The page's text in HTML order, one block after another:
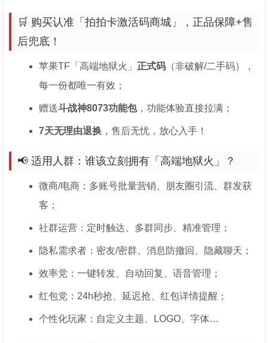
🛒 购买认准「拍拍卡激活码商城」，正品保障+售
后兜底！
苹果TF「高端地狱火」 正式码 （非破解/二手码），
每一份都唯一有效；
赠送斗战神8073功能包，功能体验直接拉满；
7天无理由退换 ，售后无忧，放心入手！
📢 适用人群：谁该立刻拥有「高端地狱火」？
微商/电商：多账号批量营销、朋友圈引流、群发获
客；
社群运营：定时触达、多群同步、精准管理；
隐私需求者：密友/密群、消息防撤回、隐藏聊天；
效率党：一键转发、自动回复、语音管理；
红包党：24h秒抢、延迟抢、红包详情提醒；
个性化玩家：自定义主题、LOGO、字体…